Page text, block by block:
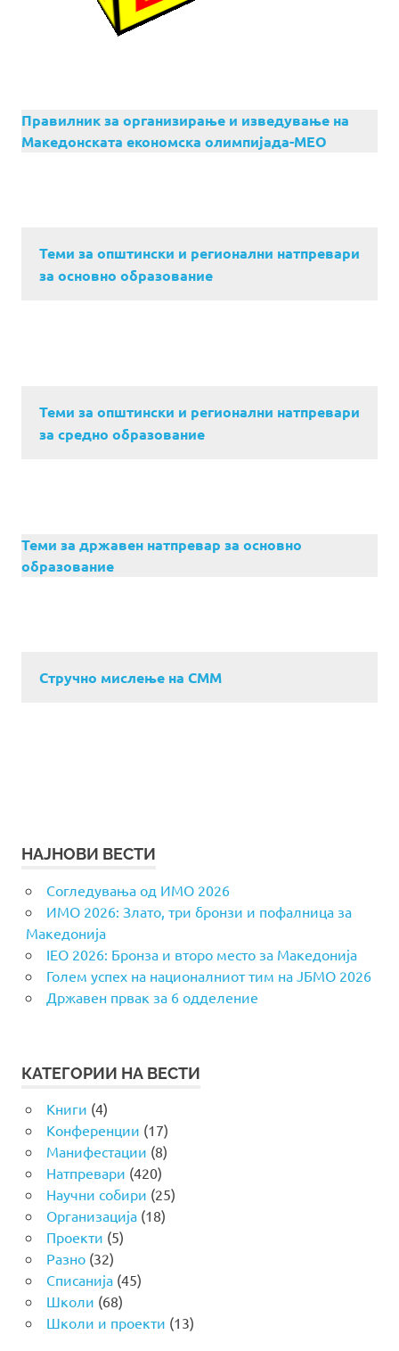
Правилник за организирање и изведување на
Македонската економска олимпијада-МЕО
Теми за општински и регионални натпревари
за основно образование
Теми за општински и регионални натпревари
за средно образование
Теми за државен натпревар за основно
образование
Стручно мислење на СММ
НАЈНОВИ ВЕСТИ
Согледувања од ИМО 2026
ИМО 2026: Злато, три бронзи и пофалница за
Македонија
IEO 2026: Бронза и второ место за Македонија
Голем успех на националниот тим на ЈБМО 2026
Државен првак за 6 одделение
КАТЕГОРИИ НА ВЕСТИ
Книги (4)
Конференции (17)
Манифестации (8)
Натпревари (420)
Научни собири (25)
Организација(18)
Проекти (5)
Разно(32)
Списанија(45)
Школи (68)
Школи и проекти (13)